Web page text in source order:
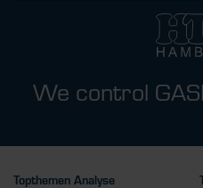
We control
Topthemen Analyse